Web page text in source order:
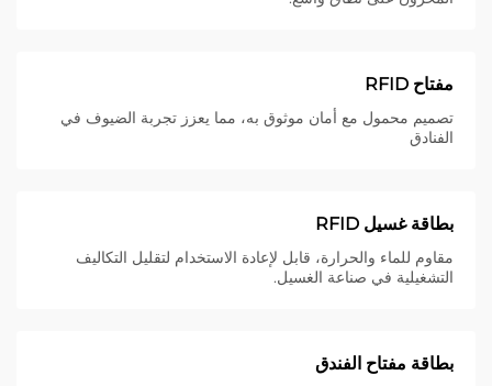
مفتاح RFID
تصميم محمول مع أمان موثوق به، مما يعزز تجربة الضيوف في
الفنادق
بطاقة غسيل RFID
مقاوم للماء والحرارة، قابل لإعادة الاستخدام لتقليل التكاليف
التشغيلية في صناعة الغسيل.
بطاقة مفتاح الفندق